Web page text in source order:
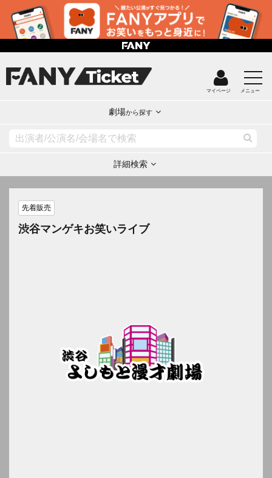
マイページ メニュー
劇場から探す
詳細検索
先着販売
渋谷マンゲキお笑いライブ